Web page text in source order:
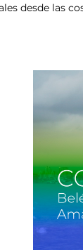
desde las